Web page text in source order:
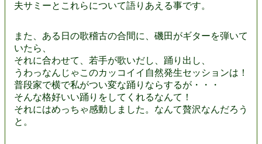
夫サミーとこれらについて語りあえる事です。
また、ある日の歌稽古の合間に、磯田がギターを弾いて
いたら、
それに合わせて、若手が歌いだし、踊り出し、
うわっなんじゃこのカッコイイ自然発生セッションは！
普段家で横で私がつい変な踊りならするが・・・
そんな格好いい踊りをしてくれるなんて！
それにはめっちゃ感動しました。なんて贅沢なんだろう
と。